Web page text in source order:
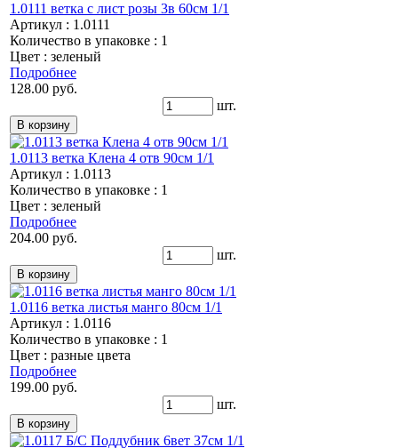
1.0111 ветка с лист розы 3в 60см 1/1
Артикул : 1.0111
Количество в упаковке : 1
Цвет : зеленый
Подробнее
128.00 руб.
шт.
1.0113 ветка Клена 4 отв 90см 1/1
Артикул : 1.0113
Количество в упаковке : 1
Цвет : зеленый
Подробнее
204.00 руб.
шт.
1.0116 ветка листья манго 80см 1/1
Артикул : 1.0116
Количество в упаковке : 1
Цвет : разные цвета
Подробнее
199.00 руб.
шт.